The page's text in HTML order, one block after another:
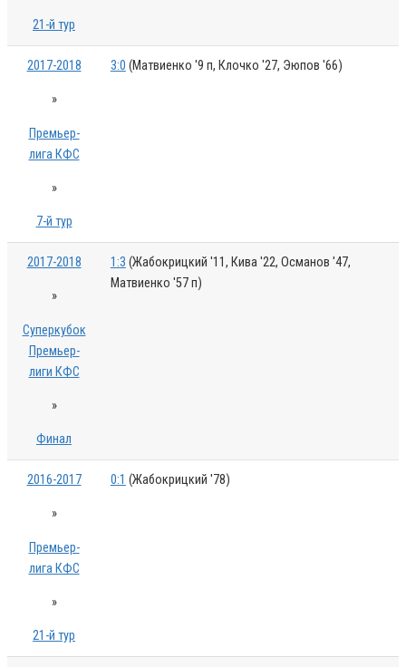
21-й тур
2017-2018
»
Премьер-
лига КФС
»
7-й тур
3:0 (Матвиенко '9 п, Клочко '27, Эюпов '66)
2017-2018
»
Суперкубок
Премьер-
лиги КФС
»
Финал
1:3 (Жабокрицкий '11, Кива '22, Османов '47,
Матвиенко '57 п)
2016-2017
»
Премьер-
лига КФС
»
21-й тур
0:1 (Жабокрицкий '78)